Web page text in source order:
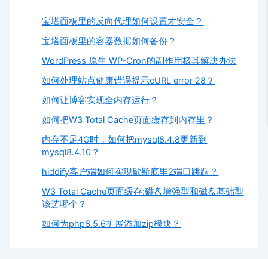
宝塔面板里的反向代理如何设置才安全？
宝塔面板里的容器数据如何备份？
WordPress 原生 WP-Cron的副作用极其解决办法
如何处理站点健康错误提示cURL error 28？
如何让博客实现全内存运行？
如何把W3 Total Cache页面缓存到内存里？
内存不足4G时，如何把mysql8.4.8更新到
mysql8.4.10？
hiddify客户端如何实现歇斯底里2端口跳跃？
W3 Total Cache页面缓存:磁盘增强型和磁盘基础型
该选哪个？
如何为php8.5.6扩展添加zip模块？